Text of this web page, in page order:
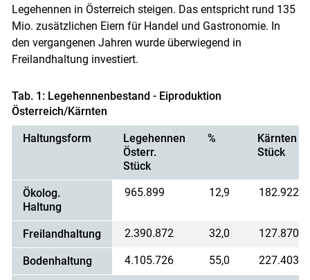
Skip to main content
Legehennen in Österreich steigen. Das entspricht rund 135
Mio. zusätzlichen Eiern für Handel und Gastronomie. In
den vergangenen Jahren wurde überwiegend in
Freilandhaltung investiert.
Tab. 1: Legehennenbestand - Eiproduktion
Österreich/Kärnten
Haltungsform
Legehennen
Österr.
Stück
%
Kärnten
Stück
Ökolog.
Haltung
965.899 12,9 182.922
Freilandhaltung 2.390.872 32,0 127.870
Bodenhaltung 4.105.726 55,0 227.403